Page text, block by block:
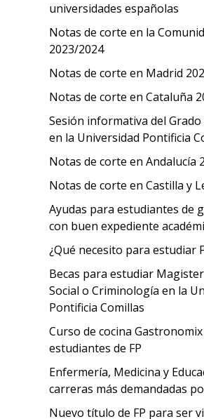
universidades españolas
Notas de corte en la
2023/2024
Notas de corte en Madrid
Notas de corte en Cataluña
Sesión informativa del
en la Universidad Pontificia
Notas de corte en Andalucía
Notas de corte en Castilla y
Ayudas para estudiantes de
con buen expediente
¿Qué necesito para estudiar
Becas para estudiar
Social o Criminología en la
Pontificia Comillas
Curso de cocina
estudiantes de FP
Enfermería, Medicina y
carreras más demandadas
Nuevo título de FP para ser